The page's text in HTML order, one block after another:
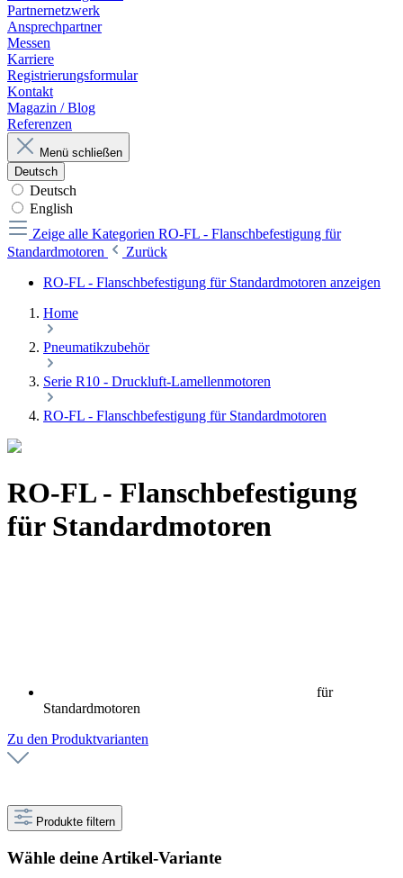
Partnernetzwerk
Ansprechpartner
Messen
Karriere
Registrierungsformular
Kontakt
Magazin / Blog
Referenzen
Menü schließen
Deutsch
Deutsch
English
Zeige alle Kategorien RO-FL - Flanschbefestigung für
Standardmotoren
Zurück
RO-FL - Flanschbefestigung für Standardmotoren anzeigen
Home
Pneumatikzubehör
Serie R10 - Druckluft-Lamellenmotoren
RO-FL - Flanschbefestigung für Standardmotoren
RO-FL - Flanschbefestigung
für Standardmotoren
für
Standardmotoren
Zu den Produktvarianten
Produkte filtern
Wähle deine Artikel-Variante